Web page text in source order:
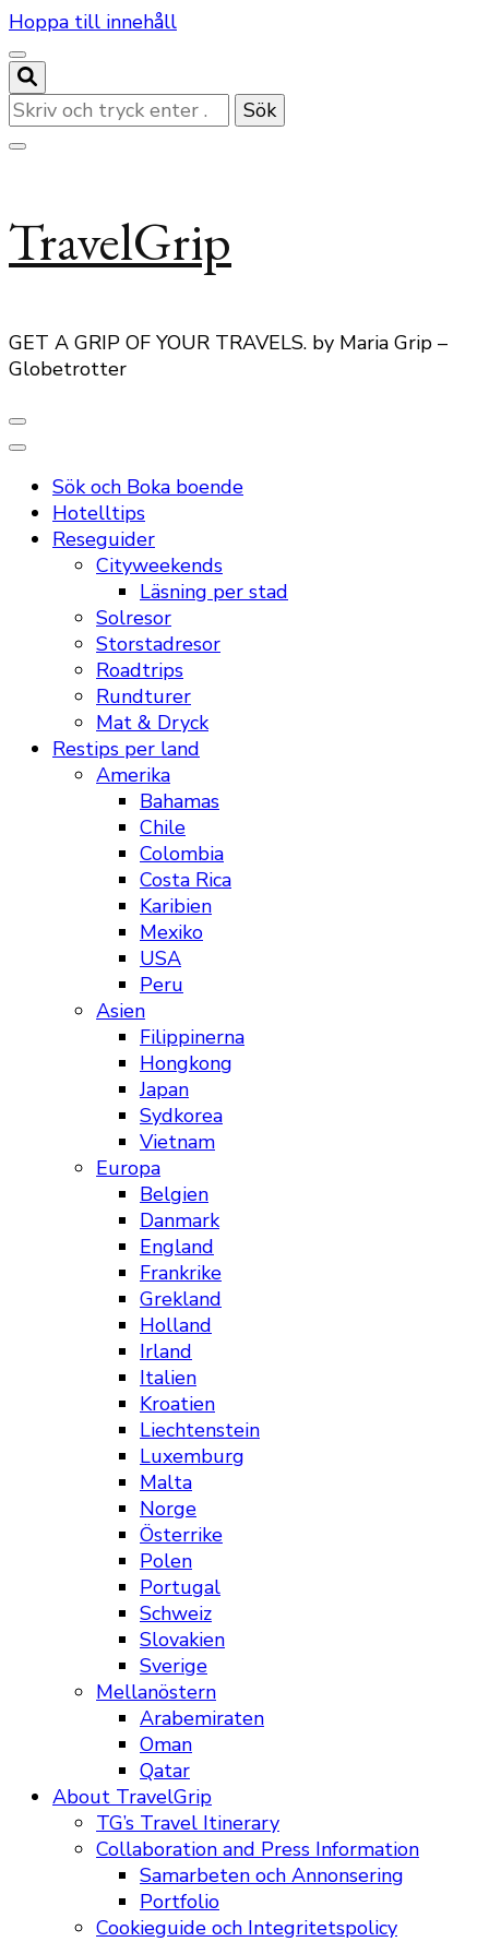
Hoppa till innehåll
Letar
du
efter
TravelGrip
GET A GRIP OF YOUR TRAVELS. by Maria Grip –
Globetrotter
Sök och Boka boende
Hotelltips
Reseguider
Cityweekends
Läsning per stad
Solresor
Storstadresor
Roadtrips
Rundturer
Mat & Dryck
Restips per land
Amerika
Bahamas
Chile
Colombia
Costa Rica
Karibien
Mexiko
USA
Peru
Asien
Filippinerna
Hongkong
Japan
Sydkorea
Vietnam
Europa
Belgien
Danmark
England
Frankrike
Grekland
Holland
Irland
Italien
Kroatien
Liechtenstein
Luxemburg
Malta
Norge
Österrike
Polen
Portugal
Schweiz
Slovakien
Sverige
Mellanöstern
Arabemiraten
Oman
Qatar
About TravelGrip
TG’s Travel Itinerary
Collaboration and Press Information
Samarbeten och Annonsering
Portfolio
Cookieguide och Integritetspolicy